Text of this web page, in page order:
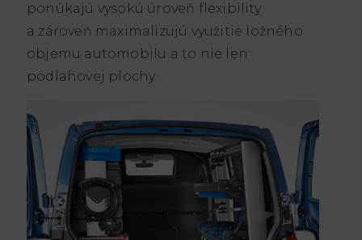
ponúkajú vysokú úroveň flexibility
a zároveň maximalizujú využitie ložného
objemu automobilu a to nie len
podlahovej plochy.